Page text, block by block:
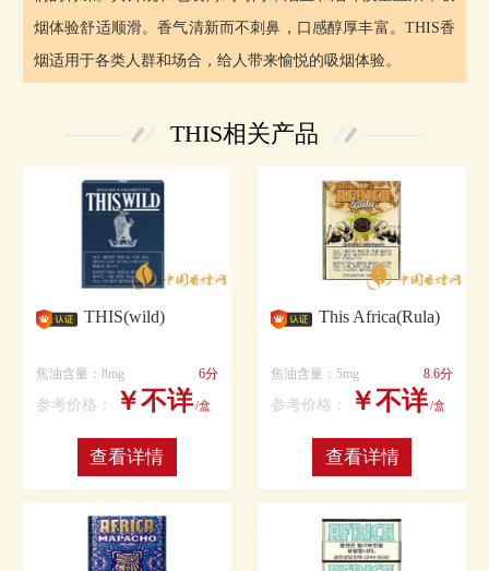
烟体验舒适顺滑。香气清新而不刺鼻，口感醇厚丰富。THIS香
烟适用于各类人群和场合，给人带来愉悦的吸烟体验。
THIS相关产品
THIS(wild)
焦油含量：8mg 6分
参考价格： ￥不详/盒
查看详情
This Africa(Rula)
焦油含量：5mg 8.6分
参考价格： ￥不详/盒
查看详情